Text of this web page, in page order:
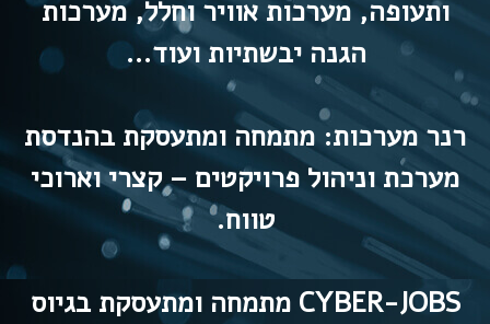
ותעופה, מערכות אוויר וחלל, מערכות
הגנה יבשתיות ועוד…
רנר מערכות: מתמחה ומתעסקת בהנדסת
מערכת וניהול פרויקטים – קצרי וארוכי
טווח.
CYBER-JOBS מתמחה ומתעסקת בגיוס